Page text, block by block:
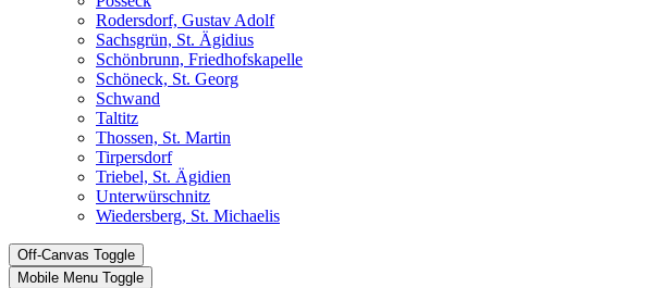
Rodersdorf, Gustav Adolf
Sachsgrün, St. Ägidius
Schönbrunn, Friedhofskapelle
Schöneck, St. Georg
Schwand
Taltitz
Thossen, St. Martin
Tirpersdorf
Triebel, St. Ägidien
Unterwürschnitz
Wiedersberg, St. Michaelis
Off-Canvas Toggle
Mobile Menu Toggle